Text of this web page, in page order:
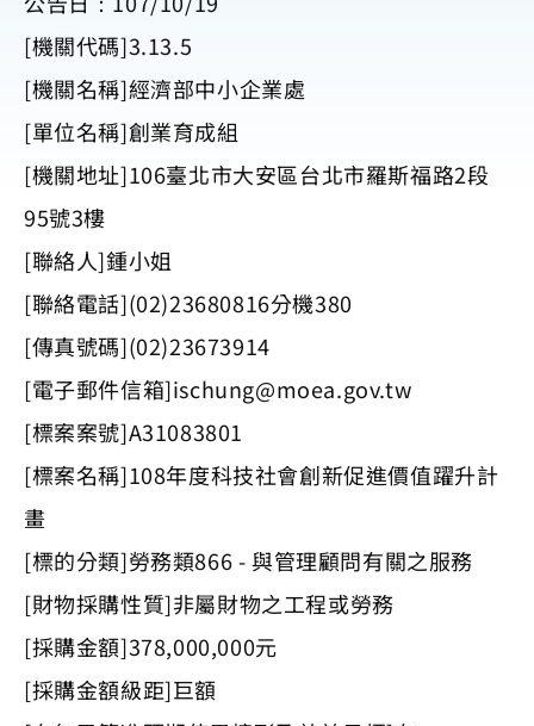
[機關代碼]3.13.5
[機關名稱]經濟部中小企業處
[單位名稱]創業育成組
[機關地址]106臺北市大安區台北市羅斯福路2段
95號3樓
[聯絡人]鍾小姐
[聯絡電話](02)23680816分機380
[傳真號碼](02)23673914
[電子郵件信箱]ischung@moea.gov.tw
[標案案號]A31083801
[標案名稱]108年度科技社會創新促進價值躍升計
畫
[標的分類]勞務類866 - 與管理顧問有關之服務
[財物採購性質]非屬財物之工程或勞務
[採購金額]378,000,000元
[採購金額級距]巨額